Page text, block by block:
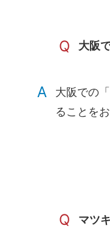
Q 大阪
A
大阪での
ることを
Q マツ